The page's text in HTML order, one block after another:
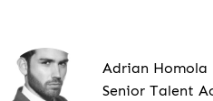
Adrian Homola
Senior Talent